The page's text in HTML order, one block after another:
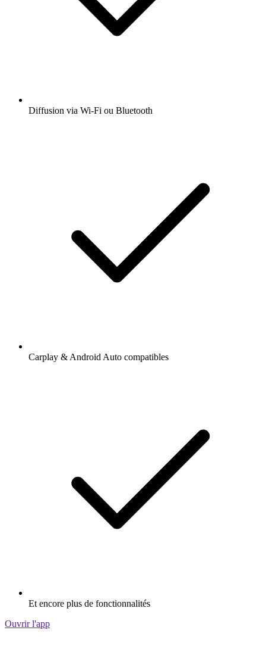
Diffusion via Wi-Fi ou Bluetooth
Carplay & Android Auto compatibles
Et encore plus de fonctionnalités
Ouvrir l'app